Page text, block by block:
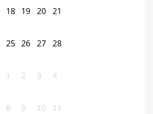
18 19 20 21
25 26 27 28
1 2 3 4
8 9 10 11